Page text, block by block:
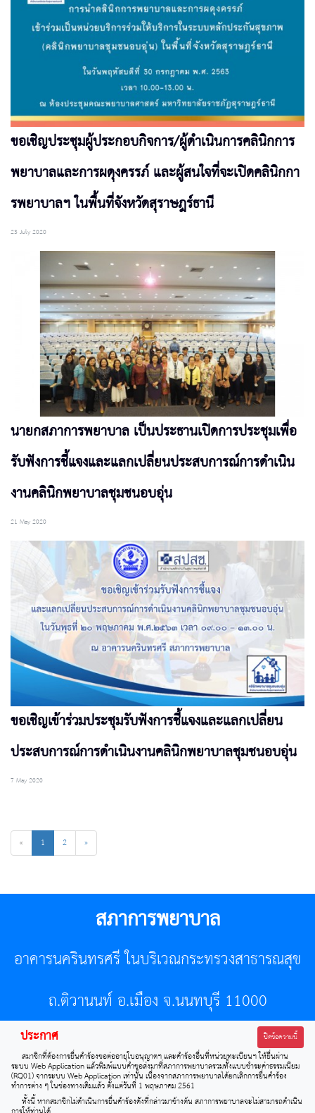
ขอเชิญประชุมผู้ประกอบกิจการ/ผู้ดำเนินการคลินิกการ
พยาบาลและการผดุงครรภ์ และผู้สนใจที่จะเปิดคลินิกกา
รพยาบาลฯ ในพื้นที่จังหวัดสุราษฎร์ธานี
23 July 2020
นายกสภาการพยาบาล เป็นประธานเปิดการประชุมเพื่อ
รับฟังการชี้แจงและแลกเปลี่ยนประสบการณ์การดำเนิน
งานคลินิกพยาบาลชุมชนอบอุ่น
21 May 2020
ขอเชิญเข้าร่วมประชุมรับฟังการชี้แจงและแลกเปลี่ยน
ประสบการณ์การดำเนินงานคลินิกพยาบาลชุมชนอบอุ่น
7 May 2020
« 1 2 »
สภาการพยาบาล
อาคารนครินทรศรี ในบริเวณกระทรวงสาธารณสุข
ถ.ติวานนท์ อ.เมือง จ.นนทบุรี 11000
โทรศัพท์ 02-596-7500 โทรสาร 0-2589-7121 E-mail :
center@tnmc.or.th
All right reserved by www.tnmc.or.th
ประกาศ ปิดข้อความนี้
สมาชิกที่ต้องการยื่นคำร้องขอต่ออายุใบอนุญาตฯ และคำร้องอื่นที่หน่วยทะเบียนฯ ให้ยื่นผ่าน
ระบบ Web Application แล้วพิมพ์แบบคำขอส่งมาที่สภาการพยาบาลรวมทั้งแบบชำระค่าธรรมเนียม
(RQ01) จากระบบ Web Application เท่านั้น เนื่องจากสภาการพยาบาลได้ยกเลิกการยื่นคำร้อง
ทำการต่าง ๆ ในช่องทางเดิมแล้ว ตั้งแต่วันที่ 1 พฤษภาคม 2561
ทั้งนี้ หากสมาชิกไม่ดำเนินการยื่นคำร้องดังที่กล่าวมาข้างต้น สภาการพยาบาลจะไม่สามารถดำเนิน